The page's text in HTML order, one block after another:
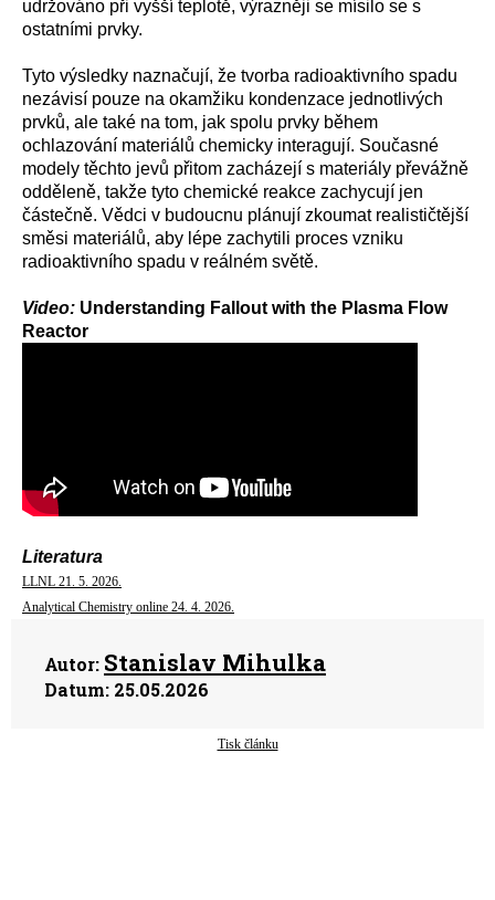
udržováno při vyšší teplotě, výrazněji se mísilo se s
ostatními prvky.
Tyto výsledky naznačují, že tvorba radioaktivního spadu
nezávisí pouze na okamžiku kondenzace jednotlivých
prvků, ale také na tom, jak spolu prvky během
ochlazování materiálů chemicky interagují. Současné
modely těchto jevů přitom zacházejí s materiály převážně
odděleně, takže tyto chemické reakce zachycují jen
částečně. Vědci v budoucnu plánují zkoumat realističtější
směsi materiálů, aby lépe zachytili proces vzniku
radioaktivního spadu v reálném světě.
Video: Understanding Fallout with the Plasma Flow
Reactor
Literatura
LLNL 21. 5. 2026.
Analytical Chemistry online 24. 4. 2026.
Autor: Stanislav Mihulka
Datum: 25.05.2026
Tisk článku